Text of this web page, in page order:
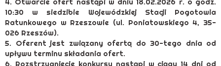
10:30 w siedzibie Wojewódzkiej Stacji Pogotowia
Ratunkowego w Rzeszowie (ul. Poniatowskiego 4, 35-
026 Rzeszów).
5. Oferent jest związany ofertą do 30-tego dnia od
upływu terminu składania ofert.
6. Rozstrzygnięcie konkursu nastąpi w ciągu 14 dni od